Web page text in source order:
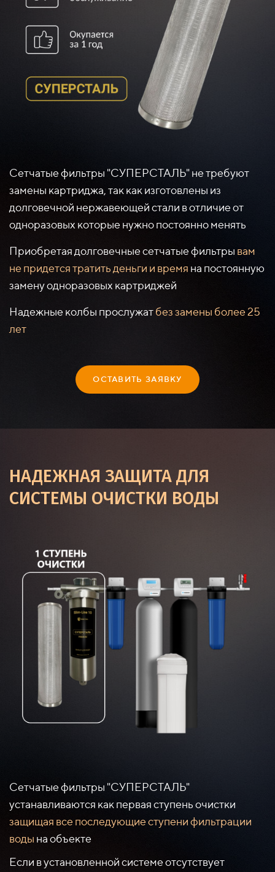
Сетчатые фильтры "СУПЕРСТАЛЬ" не требуют
замены картриджа, так как изготовлены из
долговечной нержавеющей стали в отличие от
одноразовых которые нужно постоянно менять
Приобретая долговечные сетчатые фильтры вам
не придется тратить деньги и время на постоянную
замену одноразовых картриджей
Надежные колбы прослужатбез замены более 25
лет
ОСТАВИТЬ ЗАЯВКУ
НАДЕЖНАЯ ЗАЩИТА ДЛЯ
СИСТЕМЫ ОЧИСТКИ ВОДЫ
Сетчатые фильтры "СУПЕРСТАЛЬ"
устанавливаются как первая ступень очистки
защищая все последующие ступени фильтрации
воды на объекте
Если в установленной системе отсутствует